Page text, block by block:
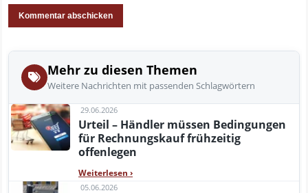
Mehr zu diesen Themen
Weitere Nachrichten mit passenden Schlagwörtern
29.06.2026
Urteil – Händler müssen Bedingungen
für Rechnungskauf frühzeitig
offenlegen
Weiterlesen ›
05.06.2026